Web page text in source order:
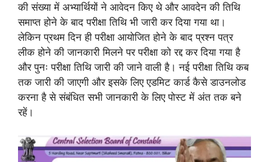
की संख्या में अभ्यार्थियों ने आवेदन किए थे और आवदेन की तिथि
समाप्त होने के बाद परीक्षा तिथि भी जारी कर दिया गया था।
लेकिन प्रथम दिन ही परीक्षा आयोजित होने के बाद प्रश्न पत्र
लीक होने की जानकारी मिलने पर परीक्षा को रद्द कर दिया गया है
और पुनः परीक्षा तिथि जारी की जाने वाली है। नई परीक्षा तिथि कब
तक जारी की जाएगी और इसके लिए एडमिट कार्ड कैसे डाउनलोड
करना है से संबंधित सभी जानकारी के लिए पोस्ट में अंत तक बने
रहें।